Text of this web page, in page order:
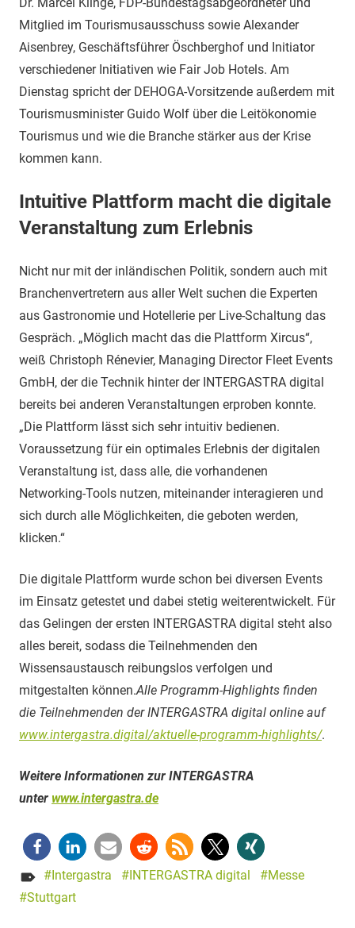
Mitglied im Tourismusausschuss sowie Alexander
Aisenbrey, Geschäftsführer Öschberghof und Initiator
verschiedener Initiativen wie Fair Job Hotels. Am
Dienstag spricht der DEHOGA-Vorsitzende außerdem mit
Tourismusminister Guido Wolf über die Leitökonomie
Tourismus und wie die Branche stärker aus der Krise
kommen kann.
Intuitive Plattform macht die digitale
Veranstaltung zum Erlebnis
Nicht nur mit der inländischen Politik, sondern auch mit
Branchenvertretern aus aller Welt suchen die Experten
aus Gastronomie und Hotellerie per Live-Schaltung das
Gespräch. „Möglich macht das die Plattform Xircus“,
weiß Christoph Rénevier, Managing Director Fleet Events
GmbH, der die Technik hinter der INTERGASTRA digital
bereits bei anderen Veranstaltungen erproben konnte.
„Die Plattform lässt sich sehr intuitiv bedienen.
Voraussetzung für ein optimales Erlebnis der digitalen
Veranstaltung ist, dass alle, die vorhandenen
Networking-Tools nutzen, miteinander interagieren und
sich durch alle Möglichkeiten, die geboten werden,
klicken.“
Die digitale Plattform wurde schon bei diversen Events
im Einsatz getestet und dabei stetig weiterentwickelt. Für
das Gelingen der ersten INTERGASTRA digital steht also
alles bereit, sodass die Teilnehmenden den
Wissensaustausch reibungslos verfolgen und
mitgestalten können.Alle Programm-Highlights finden
die Teilnehmenden der INTERGASTRA digital online auf
www.intergastra.digital/aktuelle-programm-highlights/.
Weitere Informationen zur INTERGASTRA
unter www.intergastra.de
Intergastra INTERGASTRA digital
Messe
Stuttgart